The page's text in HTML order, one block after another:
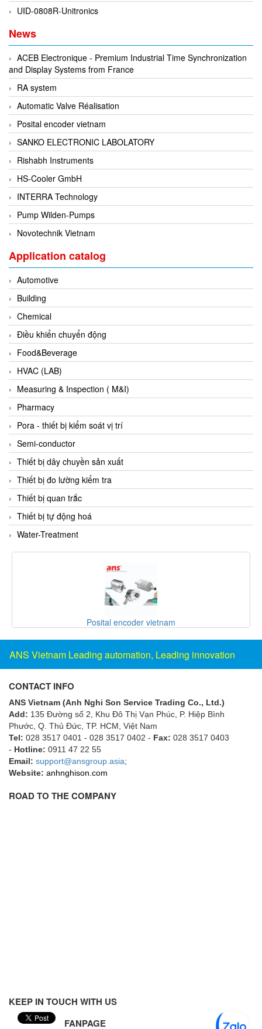
EMCSOSIN
EMG
Emotron
ENCEL Vietnam
Endress+Hauser
Enensys Vietnam
Enerdoor
Enerpac
ENERSYS
Enolgas
Envada
Environmental Compliance Products
EPE Process Filters & Accumulators
Epro/Emerson
ERE WIRELESS
Erhardt-Leimer
Erhardt-Leimer
Erhardt-leimer
ERICHSEN
Erinda/Delta
ESA Automation Vietnam
Esa Pyronics
Euchner
EUCHNER GmbH + Co. KG VietNam
Eurotherm Vietnam
Eurovent
Evoqua
EXAIR
Exergen
Exide Technologies Vietnam
FANUC
Felm
FESTO
FHF (EATON Crouse-Hinds)
Fife/ Maxcess
Fimet
Fine Suntronix
FineTek
Flow Force/ Super Green Power-Tech
UID-0808R-Unitronics
News
ACEB Electronique - Premium Industrial Time Synchronization
and Display Systems from France
RA system
Automatic Valve Réalisation
Posital encoder vietnam
SANKO ELECTRONIC LABOLATORY
Rishabh Instruments
HS-Cooler GmbH
INTERRA Technology
Pump Wilden-Pumps
Novotechnik Vietnam
Application catalog
Automotive
Building
Chemical
Điều khiển chuyển động
Food&Beverage
HVAC (LAB)
Measuring & Inspection ( M&I)
Pharmacy
Pora - thiết bị kiểm soát vị trí
Semi-conductor
Thiết bị dây chuyền sản xuất
Thiết bị đo lường kiểm tra
Thiết bị quan trắc
Thiết bị tự động hoá
Water-Treatment
SANKO ELECTRONIC
ANS Vietnam Leading automation, Leading innovation
CONTACT INFO
ANS Vietnam (Anh Nghi Son Service Trading Co., Ltd.)
Add: 135 Đường số 2, Khu Đô Thị Vạn Phúc, P. Hiệp Bình
Phước, Q. Thủ Đức, TP. HCM , Việt Nam
Tel: 028 3517 0401 - 028 3517 0402 - Fax: 028 3517 0403
- Hotline: 0911 47 22 55
Email: support@ansgroup.asia;
Website: anhnghison.com
ROAD TO THE COMPANY
KEEP IN TOUCH WITH US
FANPAGE